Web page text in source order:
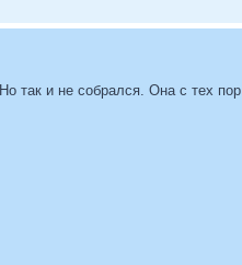
так и не собрался. Она с тех